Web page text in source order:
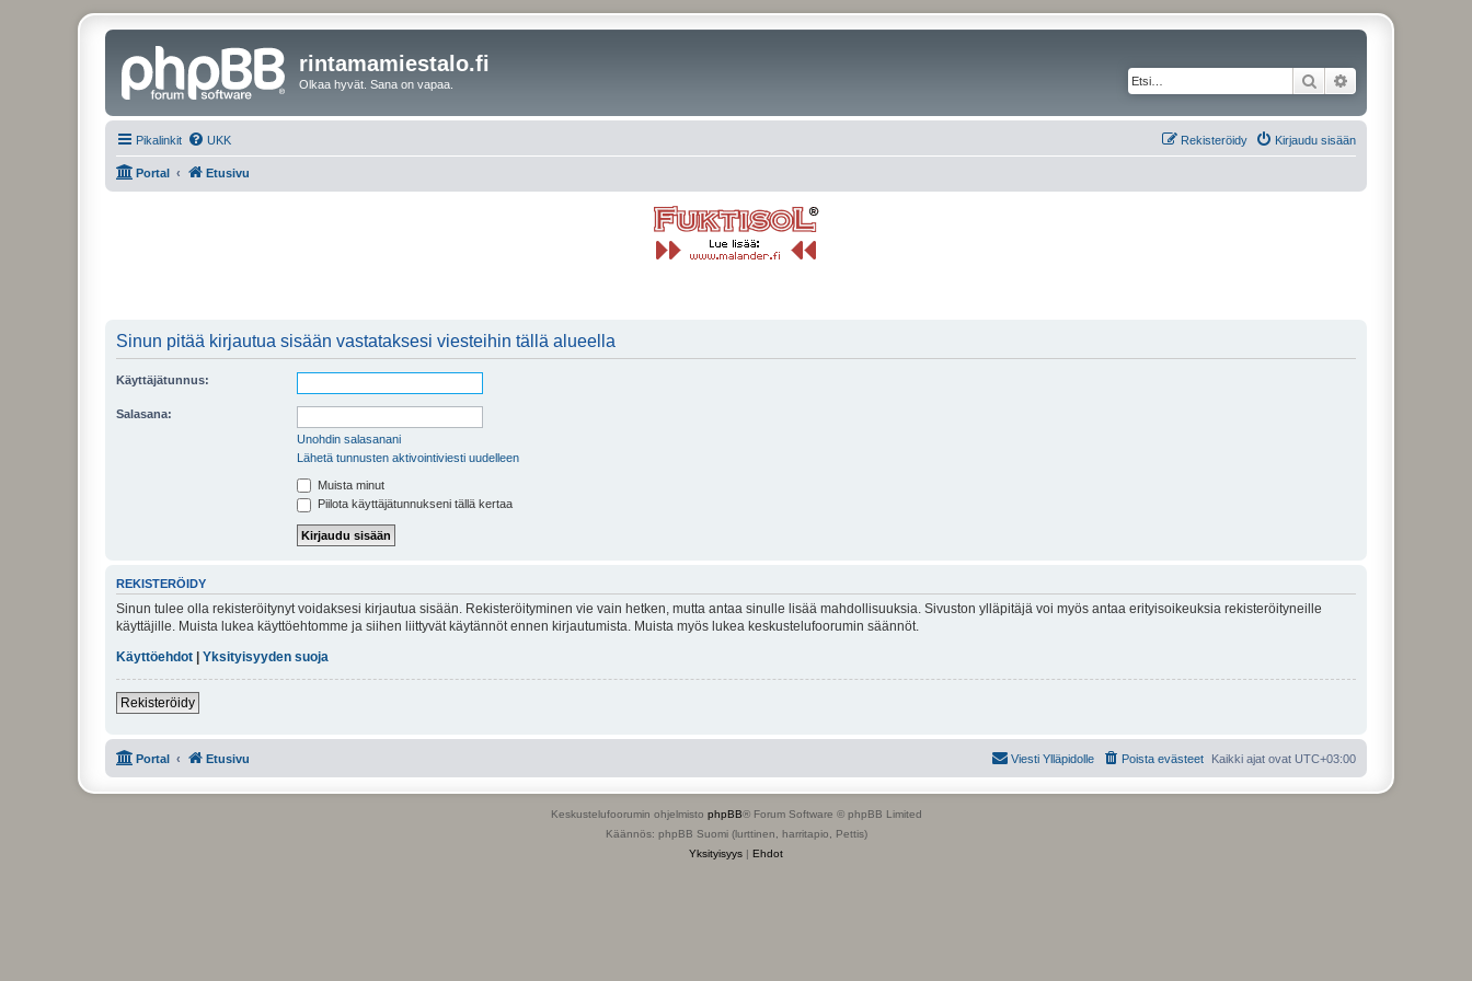
rintamamiestalo.fi
Olkaa hyvät. Sana on vapaa. Etsi
Pikalinkit UKK Kirjaudu sisään
Rekisteröidy
Portal Etusivu
Sinun pitää kirjautua sisään vastataksesi viesteihin tällä alueella
Käyttäjätunnus:
Salasana:
Unohdin salasanani
Lähetä tunnusten aktivointiviesti uudelleen
Muista minut
Piilota käyttäjätunnukseni tällä kertaa
REKISTERÖIDY
Sinun tulee olla rekisteröitynyt voidaksesi kirjautua sisään. Rekisteröityminen vie vain hetken, mutta antaa sinulle lisää mahdollisuuksia. Sivuston ylläpitäjä voi myös antaa erityisoikeuksia rekisteröityneille
käyttäjille. Muista lukea käyttöehtomme ja siihen liittyvät käytännöt ennen kirjautumista. Muista myös lukea keskustelufoorumin säännöt.
Käyttöehdot
Yksityisyyden suoja
Rekisteröidy
Portal Etusivu Kaikki ajat ovat UTC+03:00
Poista evästeet
Viesti Ylläpidolle
Keskustelufoorumin ohjelmisto phpBB® Forum Software © phpBB Limited
Käännös: phpBB Suomi (lurttinen, harritapio, Pettis)
Yksityisyys | Ehdot